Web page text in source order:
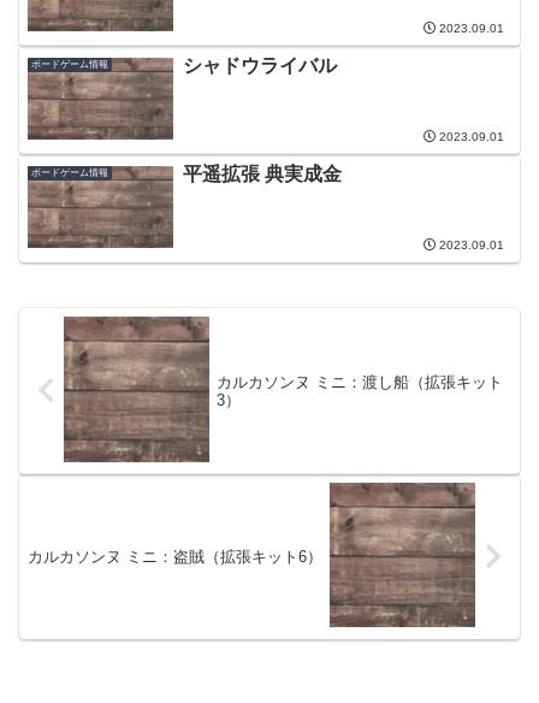
2023.09.01
ボードゲーム情報 シャドウライバル
2023.09.01
ボードゲーム情報 平遥拡張 典実成金
2023.09.01
カルカソンヌ ミニ：渡し船（拡張キット
3）
カルカソンヌ ミニ：盗賊（拡張キット6）